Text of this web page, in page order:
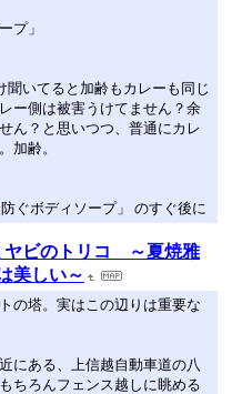
プ」
いてると加齢もカレーも同じ
ー側は被害うけてません？余
ん？と思いつつ、普通にカレ
加齢。
ぐボディソープ」 のすぐ後に
ヤビのトリコ ～夏焼雅
美しい～
の塔。実はこの辺りは重要な
にある、上信越自動車道の八
ちろんフェンス越しに眺める